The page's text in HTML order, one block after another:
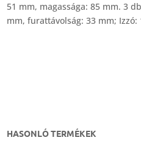
51 mm, magassága: 85 mm. 3
mm, furattávolság: 33 mm; Izzó:
HASONLÓ TERMÉKEK